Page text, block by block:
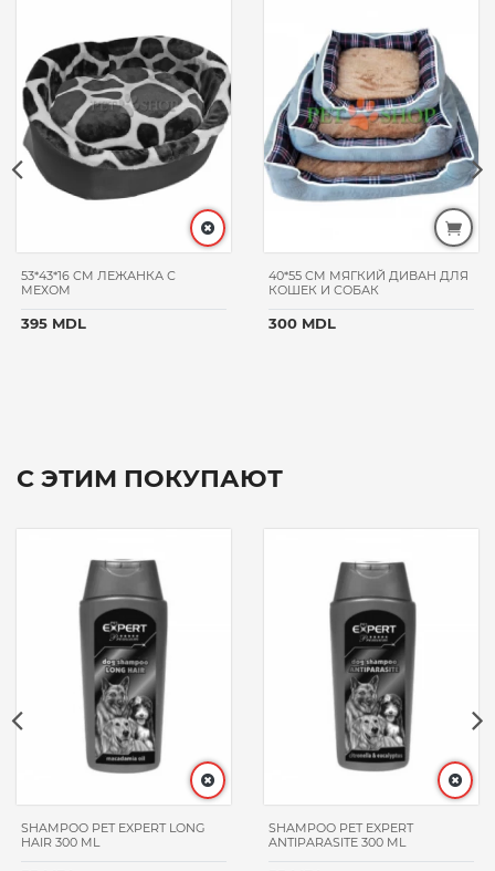
53*43*16 CM ЛЕЖАНКА С
МЕХОМ
395 MDL
40*55 CM МЯГКИЙ ДИВАН ДЛЯ
КОШЕК И СОБАК
300 MDL
С ЭТИМ ПОКУПАЮТ
SHAMPOO PET EXPERT LONG
HAIR 300 ML
SHAMPOO PET EXPERT
ANTIPARASITE 300 ML